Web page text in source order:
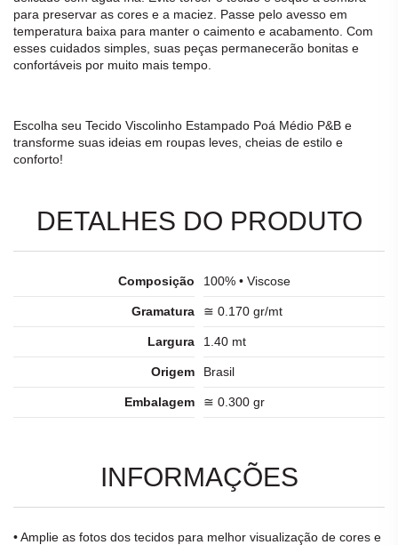
para preservar as cores e a maciez. Passe pelo avesso em
temperatura baixa para manter o caimento e acabamento. Com
esses cuidados simples, suas peças permanecerão bonitas e
confortáveis por muito mais tempo.
Escolha seu Tecido Viscolinho Estampado Poá Médio P&B e
transforme suas ideias em roupas leves, cheias de estilo e
conforto!
DETALHES DO PRODUTO
Composição 100% • Viscose
Gramatura ≅ 0.170 gr/mt
Largura 1.40 mt
Origem Brasil
Embalagem ≅ 0.300 gr
INFORMAÇÕES
• Amplie as fotos dos tecidos para melhor visualização de cores e